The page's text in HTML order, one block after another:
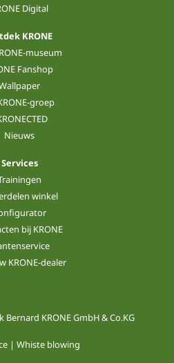
Digital
KRONE
museum
Fanshop
groep
Nieuws
Services
winkel
bij KRONE
KRONE-dealer
KRONE GmbH & Co.KG
| Whiste blowing